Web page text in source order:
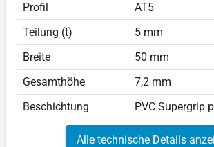
Profil
AT5
Teilung (t)
5 mm
Breite
50 mm
Gesamthöhe
7,2 mm
Beschichtung
PVC Supergrip
Alle technische Details